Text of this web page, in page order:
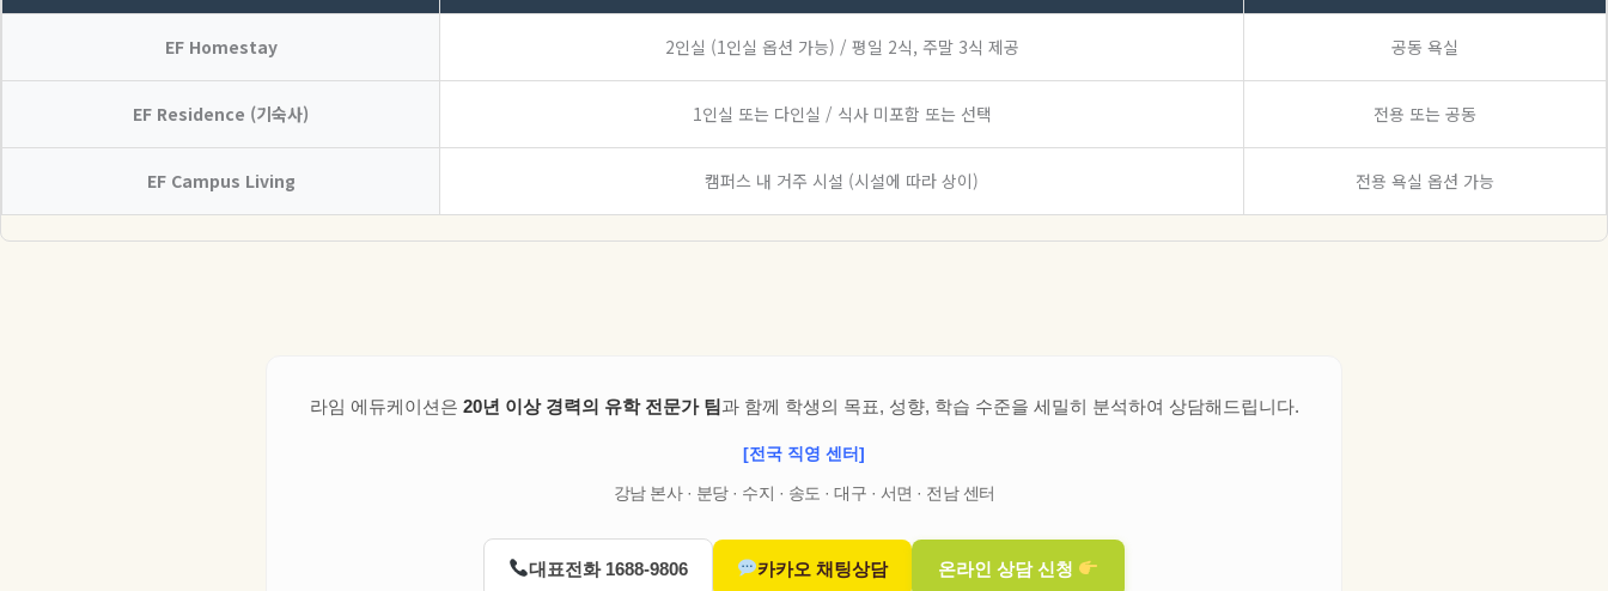
EF Homestay 2인실 (1인실 옵션 가능) / 평일 2식, 주말 3식 제공 공동 욕실
EF Residence (기숙사) 1인실 또는 다인실 / 식사 미포함 또는 선택 전용 또는 공동
EF Campus Living 캠퍼스 내 거주 시설 (시설에 따라 상이) 전용 욕실 옵션 가능
라임 에듀케이션은 20년 이상 경력의 유학 전문가 팀과 함께 학생의 목표, 성향, 학습 수준을 세밀히 분석하여 상담해드립니다.
[전국 직영 센터]
강남 본사 · 분당 · 수지 · 송도 · 대구 · 서면 · 전남 센터
대표전화 1688-9806 카카오 채팅상담 온라인 상담 신청